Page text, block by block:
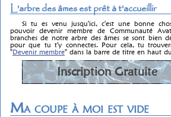
L'arbre des âmes est prêt à t'accueillir
Si tu es venu jusqu'ici, c'est une bonne
pouvoir devenir membre de Communauté
branches de notre arbre des âmes se sont bien
pour que tu t'y connectes. Pour cela, tu
"Devenir membre" dans la barre de titre en haut
Inscription Gratuite
Ma coupe à moi est vide